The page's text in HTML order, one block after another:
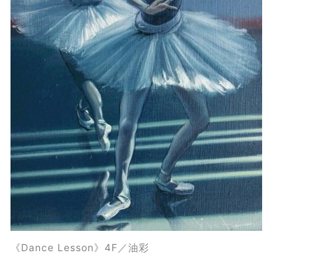
《Dance Lesson》4F ／油彩